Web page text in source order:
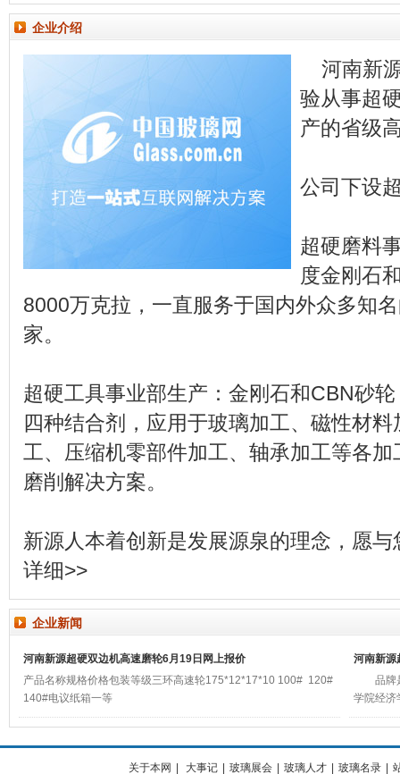
企业介绍
河南新
验从事超
产的省级
公司下设
超硬磨料
度金刚石
8000万克拉，一直服务于国内外众多知
家。
超硬工具事业部生产：金刚石和CBN砂
四种结合剂，应用于玻璃加工、磁性材
工、压缩机零部件加工、轴承加工等各
磨削解决方案。
新源人本着创新是发展源泉的理念，愿
详细>>
企业新闻
河南新源超硬双边机高速磨轮6月19日网上报价
产品名称规格价格包装等级三环高速轮175*12*17*10 100# 120#
140#电议纸箱一等
河南新源
品牌是
学院经济
关于本网 大事记 玻璃展会 玻璃人才 玻璃名录